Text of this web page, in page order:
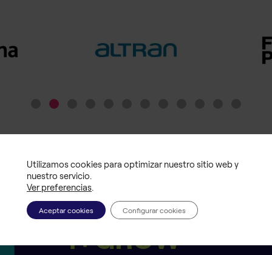
Metodología
i+GROW
Utilizamos cookies para optimizar nuestro sitio web y
nuestro servicio.
Ver preferencias.
Aceptar cookies Configurar cookies